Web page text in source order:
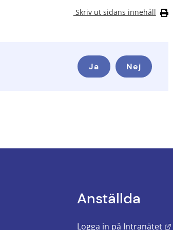
Skriv ut sidans innehåll
Nej
Ja
Anställda
Logga in på Intranätet